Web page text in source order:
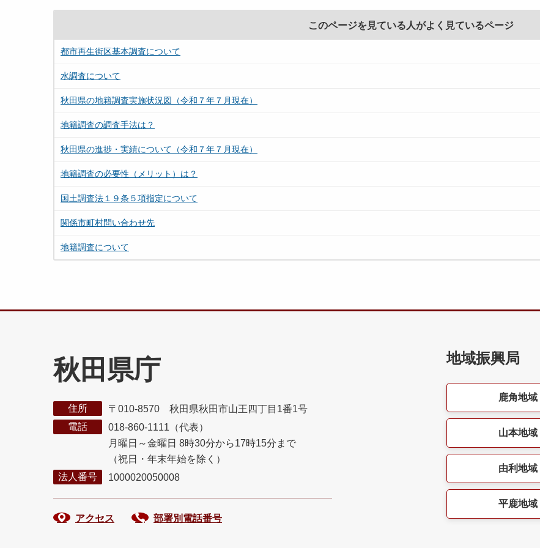
このページを見ている人がよく見ているページ
都市再生街区基本調査について
水調査について
秋田県の地籍調査実施状況図（令和７年７月現在）
地籍調査の調査手法は？
秋田県の進捗・実績について（令和７年７月現在）
地籍調査の必要性（メリット）は？
国土調査法１９条５項指定について
関係市町村問い合わせ先
地籍調査について
秋田県庁
住所
〒010-8570 秋田県秋田市山王四丁目1番1号
電話
018-860-1111（代表）
月曜日～金曜日 8時30分から17時15分まで
（祝日・年末年始を除く）
法人番号
1000020050008
アクセス 部署別電話番号
地域振興局
鹿角地域
山本地域
由利地域
平鹿地域